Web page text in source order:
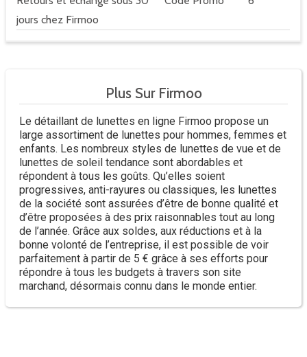
jours chez Firmoo
Plus Sur Firmoo
Le détaillant de lunettes en ligne Firmoo propose un
large assortiment de lunettes pour hommes, femmes et
enfants. Les nombreux styles de lunettes de vue et de
lunettes de soleil tendance sont abordables et
répondent à tous les goûts. Qu’elles soient
progressives, anti-rayures ou classiques, les lunettes
de la société sont assurées d’être de bonne qualité et
d’être proposées à des prix raisonnables tout au long
de l’année. Grâce aux soldes, aux réductions et à la
bonne volonté de l’entreprise, il est possible de voir
parfaitement à partir de 5 € grâce à ses efforts pour
répondre à tous les budgets à travers son site
marchand, désormais connu dans le monde entier.